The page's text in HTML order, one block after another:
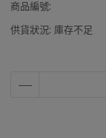
商品編號:
供貨狀況: 庫存不足